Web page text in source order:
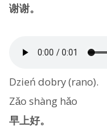
谢谢。
Dzień dobry (rano).
Zǎo shàng hǎo
早上好。